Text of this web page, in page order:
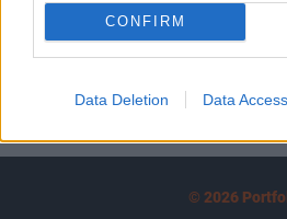
CONFIRM
Data Deletion Data Access
MÁR ELŐFIZETŐNK VAGY?
© 2026